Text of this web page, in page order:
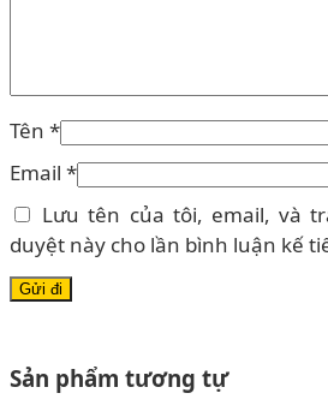
Tên *
Email *
Lưu tên của tôi, email, và
duyệt này cho lần bình luận kế
Sản phẩm tương tự